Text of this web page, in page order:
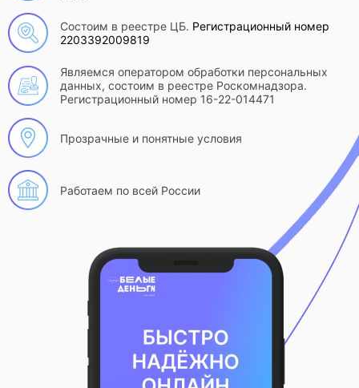
Состоим в реестре ЦБ. Регистрационный номер
2203392009819
Являемся оператором обработки персональных
данных, состоим в реестре Роскомнадзора.
Регистрационный номер 16-22-014471
Прозрачные и понятные условия
Работаем по всей России